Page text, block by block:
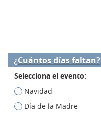
¿Cuántos días faltan?
Selecciona el evento:
Navidad
Día de la Madre